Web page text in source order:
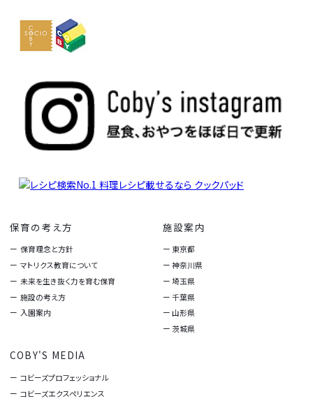
保育の考え方
保育理念と方針
マトリクス教育について
未来を生き抜く力を育む保育
施設の考え方
入園案内
施設案内
東京都
神奈川県
埼玉県
千葉県
山形県
茨城県
COBY'S MEDIA
コビーズプロフェッショナル
コビーズエクスペリエンス